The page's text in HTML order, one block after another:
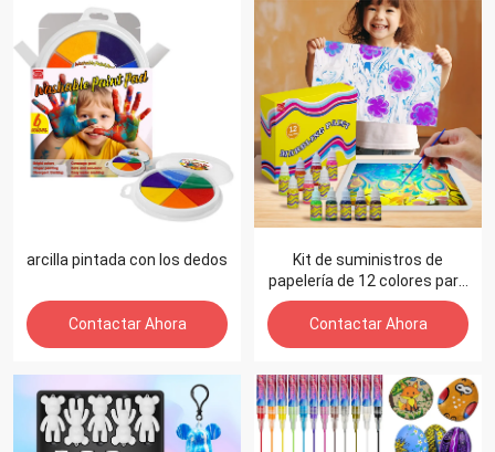
mayor, juego de pintura
acrílica de colores
arcilla pintada con los dedos
Contactar Ahora
Kit de suministros de
papelería de 12 colores para
niños y niñas, Mini Kit de
pintura de marmoleado de
agua Gouache para niños,
Contactar Ahora